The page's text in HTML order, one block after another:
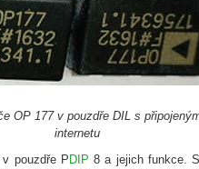
OP 177 v pouzdře DIL s
internetu
pouzdře PDIP 8 a jejich funkce.